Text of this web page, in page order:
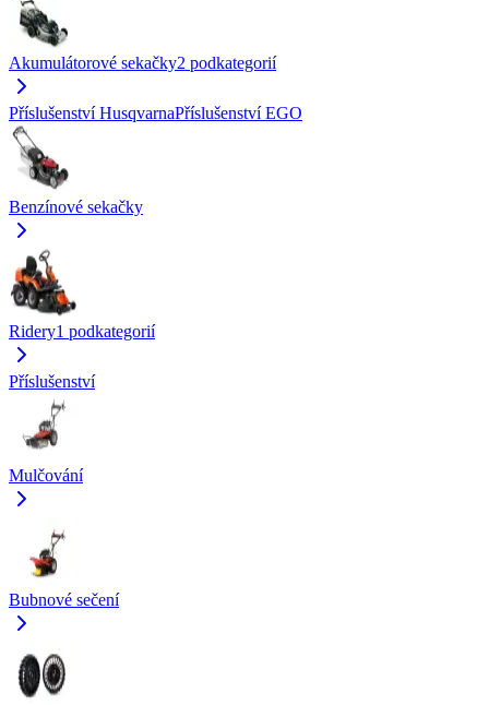
Akumulátorové sekačky2 podkategorií
Příslušenství HusqvarnaPříslušenství EGO
Benzínové sekačky
Ridery1 podkategorií
Příslušenství
Mulčování
Bubnové sečení